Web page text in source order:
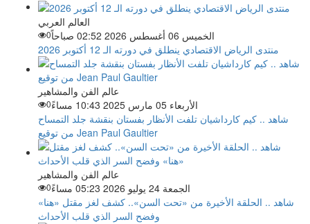
العالم العربي
الخميس 06 أغسطس 2026 02:52 صباحاً
0
منتدى الرياض الاقتصادي ينطلق في دورته الـ 12 أكتوبر 2026
عالم الفن والمشاهير
الأربعاء 05 مارس 2025 10:43 مساءً
0
شاهد .. كيم كارداشيان تلفت الأنظار بفستان بنقشة جلد التمساح
من توقيع Jean Paul Gaultier
عالم الفن والمشاهير
الجمعة 24 يوليو 2026 05:23 مساءً
0
شاهد .. الحلقة الأخيرة من «تحت السن».. كشف لغز مقتل «هنا»
وفضح السر الذي قلب الأحداث